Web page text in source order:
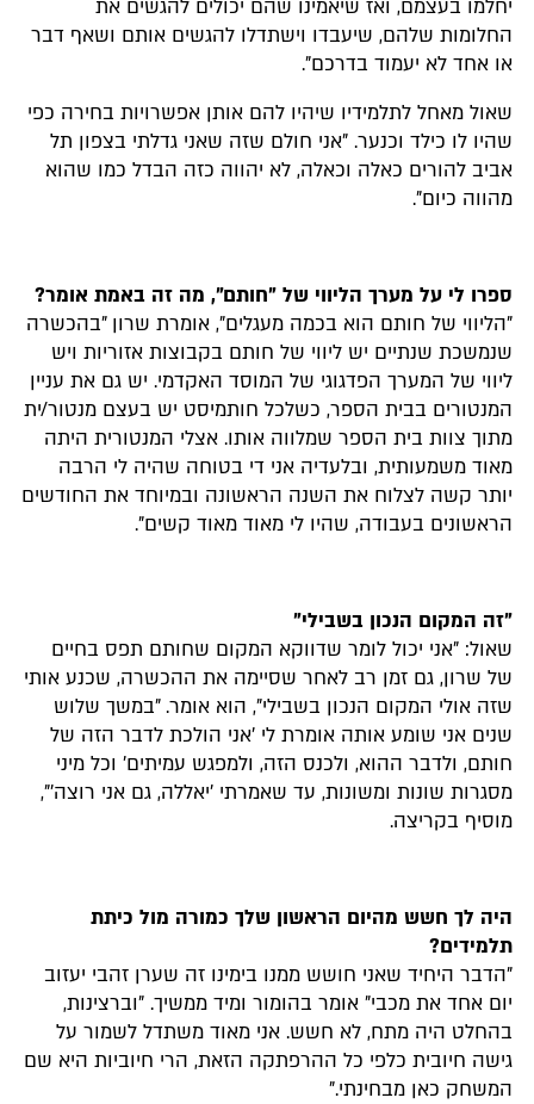
יחלמו בעצמם, ואז שיאמינו שהם יכולים להגשים את
החלומות שלהם, שיעבדו וישתדלו להגשים אותם ושאף דבר
או אחד לא יעמוד בדרכם".
שאול מאחל לתלמידיו שיהיו להם אותן אפשרויות בחירה כפי
שהיו לו כילד וכנער. "אני חולם שזה שאני גדלתי בצפון תל
אביב להורים כאלה וכאלה, לא יהווה כזה הבדל כמו שהוא
מהווה כיום".
ספרו לי על מערך הליווי של "חותם", מה זה באמת אומר?
"הליווי של חותם הוא בכמה מעגלים", אומרת שרון "בהכשרה
שנמשכת שנתיים יש ליווי של חותם בקבוצות אזוריות ויש
ליווי של המערך הפדגוגי של המוסד האקדמי. יש גם את עניין
המנטורים בבית הספר, כשלכל חותמיסט יש בעצם מנטור/ית
מתוך צוות בית הספר שמלווה אותו. אצלי המנטורית היתה
מאוד משמעותית, ובלעדיה אני די בטוחה שהיה לי הרבה
יותר קשה לצלוח את השנה הראשונה ובמיוחד את החודשים
הראשונים בעבודה, שהיו לי מאוד מאוד קשים".
"זה המקום הנכון בשבילי"
שאול: "אני יכול לומר שדווקא המקום שחותם תפס בחיים
של שרון, גם זמן רב לאחר שסיימה את ההכשרה, שכנע אותי
שזה אולי המקום הנכון בשבילי", הוא אומר. "במשך שלוש
שנים אני שומע אותה אומרת לי 'אני הולכת לדבר הזה של
חותם, ולדבר ההוא, ולכנס הזה, ולמפגש עמיתים' וכל מיני
מסגרות שונות ומשונות, עד שאמרתי 'יאללה, גם אני רוצה'",
מוסיף בקריצה.
היה לך חשש מהיום הראשון שלך כמורה מול כיתת
תלמידים?
"הדבר היחיד שאני חושש ממנו בימינו זה שערן זהבי יעזוב
יום אחד את מכבי" אומר בהומור ומיד ממשיך. "וברצינות,
בהחלט היה מתח, לא חשש. אני מאוד משתדל לשמור על
גישה חיובית כלפי כל ההרפתקה הזאת, הרי חיוביות היא שם
המשחק כאן מבחינתי."